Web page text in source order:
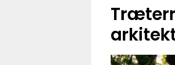
Træterrasse – inspiration til boligdesignere og